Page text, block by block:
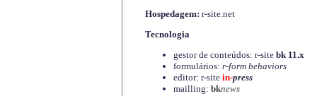
Hospedagem: r-site.net
Tecnologia
gestor de conteúdos: r-site bk 11.x
formulários: r-form behaviors
editor: r-site in-press
mailling: bknews